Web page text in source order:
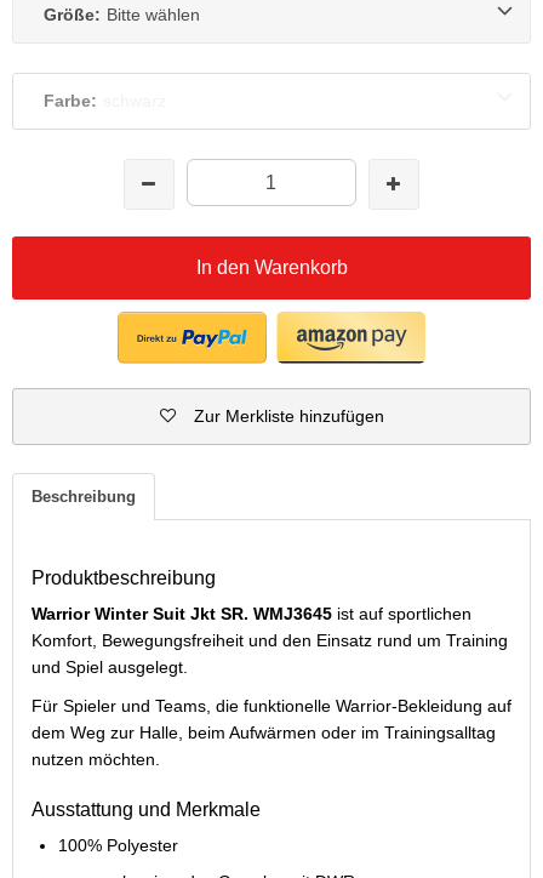
Größe: Bitte wählen
Farbe:
In den Warenkorb
Zur Merkliste hinzufügen
Beschreibung
Produktbeschreibung
Warrior Winter Suit Jkt SR. WMJ3645 ist auf sportlichen
Komfort, Bewegungsfreiheit und den Einsatz rund um Training
und Spiel ausgelegt.
Für Spieler und Teams, die funktionelle Warrior-Bekleidung auf
dem Weg zur Halle, beim Aufwärmen oder im Trainingsalltag
nutzen möchten.
Ausstattung und Merkmale
100% Polyester